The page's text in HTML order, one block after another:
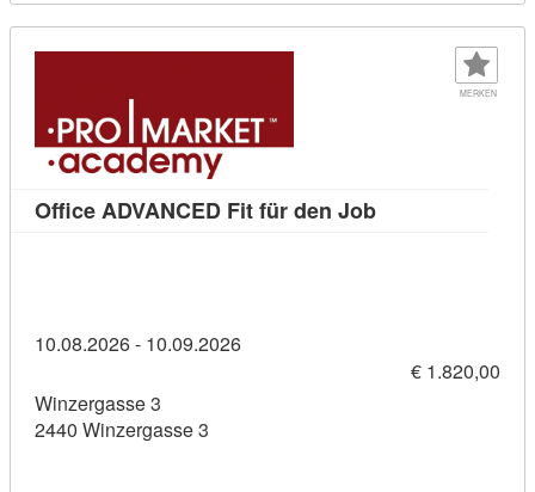
MERKEN
Office ADVANCED Fit für den JobKursdetail:
10.08.2026 - 10.09.2026
€ 1.820,00
Winzergasse 3
2440 Winzergasse 3